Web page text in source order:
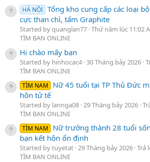
HÀ NỘI Tổng kho cung cấp các loại
cực than chì, tấm Graphite
Started by quanglan77 Thứ năm lúc 11:02
TÌM BẠN ONLINE
Hi chào mấy bạn
Started by hinhocac4 30 Tháng bảy 2026
TÌM BẠN ONLINE
TÌM NAM
Nữ 45 tuổi tại TP Thủ Đức
hôn tử tế
Started by lannga08 29 Tháng bảy 2026
TÌM BẠN ONLINE
TÌM NAM
Nữ trưởng thành 28 tuổi
bạn kết hôn ổn định
Started by tuyetat 29 Tháng bảy 2026 Trả
TÌM BẠN ONLINE